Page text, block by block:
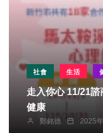
社會 生活
走入你心 11/21諮商心理師節 新竹市重視市民心理
健康
鄭銘德 2025